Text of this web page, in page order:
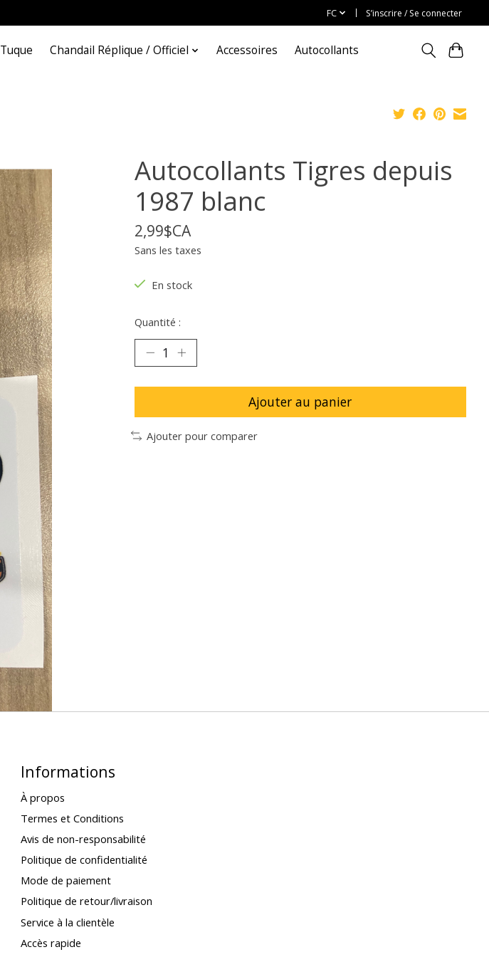
FC S’inscrire / Se connecter
Tuque Chandail Réplique / Officiel Accessoires Autocollants
Autocollants Tigres depuis
1987 blanc
2,99$CA
Sans les taxes
En stock
Quantité :
Ajouter au panier
Ajouter pour comparer
Informations
À propos
Termes et Conditions
Avis de non-responsabilité
Politique de confidentialité
Mode de paiement
Politique de retour/livraison
Service à la clientèle
Accès rapide